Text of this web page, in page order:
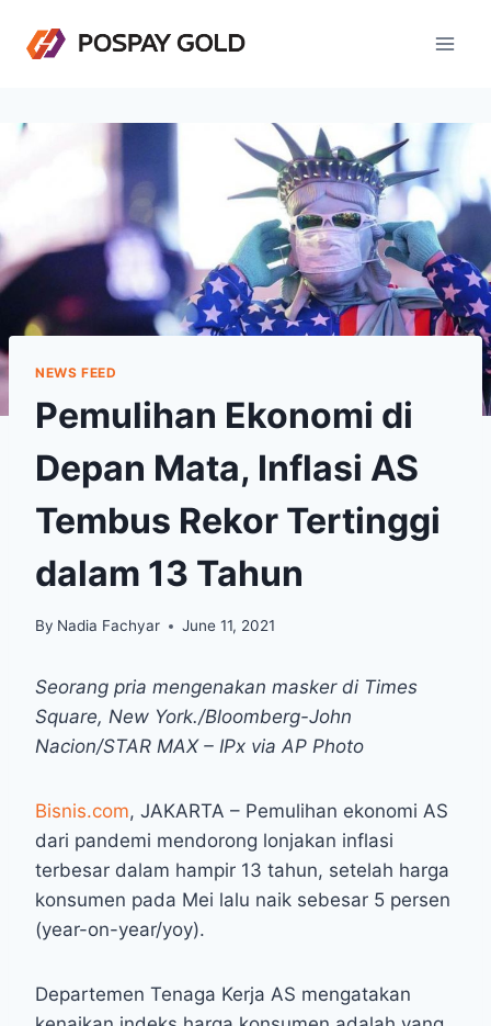
NEWS FEED
Pemulihan Ekonomi di
Depan Mata, Inflasi AS
Tembus Rekor Tertinggi
dalam 13 Tahun
By Nadia Fachyar June 11, 2021
Seorang pria mengenakan masker di Times
Square, New York./Bloomberg-John
Nacion/STAR MAX – IPx via AP Photo
Bisnis.com, JAKARTA – Pemulihan ekonomi AS
dari pandemi mendorong lonjakan inflasi
terbesar dalam hampir 13 tahun, setelah harga
konsumen pada Mei lalu naik sebesar 5 persen
(year-on-year/yoy).
Departemen Tenaga Kerja AS mengatakan